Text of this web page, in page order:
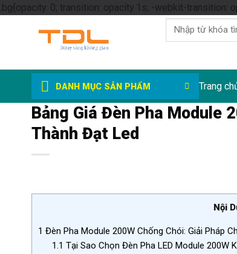
.bg{opacity: 0; transition: opacity 1s; -webkit-transition:
Tìm
kiếm:
DANH MỤC SẢN PHẨM Trang
Bảng Giá Đèn Pha Module
Thành Đạt Led
Nội
1 Đèn Pha Module 200W Chống Chói: Giải Pháp
1.1 Tại Sao Chọn Đèn Pha LED Module 200W